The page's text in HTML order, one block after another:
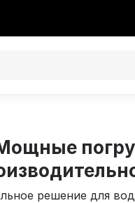
решение для